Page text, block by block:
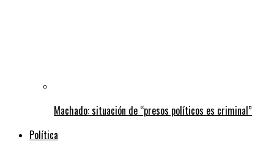
Machado: situación de “presos políticos es criminal”
Política